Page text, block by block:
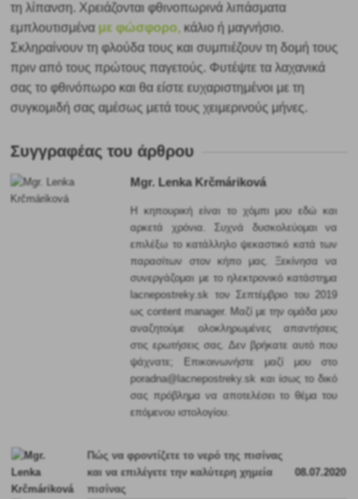
τη λίπανση. Χρειάζονται φθινοπωρινά λιπάσματα
εμπλουτισμένα με φώσφορο, κάλιο ή μαγνήσιο.
Σκληραίνουν τη φλούδα τους και συμπιέζουν τη δομή τους
πριν από τους πρώτους παγετούς. Φυτέψτε τα λαχανικά
σας το φθινόπωρο και θα είστε ευχαριστημένοι με τη
συγκομιδή σας αμέσως μετά τους χειμερινούς μήνες.
Συγγραφέας του άρθρου
Mgr. Lenka Krčmáriková
Η κηπουρική είναι το χόμπι μου εδώ και
αρκετά χρόνια. Συχνά δυσκολεύομαι να
επιλέξω το κατάλληλο ψεκαστικό κατά των
παρασίτων στον κήπο μας. Ξεκίνησα να
συνεργάζομαι με το ηλεκτρονικό κατάστημα
lacnepostreky.sk τον Σεπτέμβριο του 2019
ως content manager. Μαζί με την ομάδα μου
αναζητούμε ολοκληρωμένες απαντήσεις
στις ερωτήσεις σας. Δεν βρήκατε αυτό που
ψάχνατε; Επικοινωνήστε μαζί μου στο
poradna@lacnepostreky.sk και ίσως το δικό
σας πρόβλημα να αποτελέσει το θέμα του
επόμενου ιστολογίου.
Πώς να φροντίζετε το νερό της πισίνας
και να επιλέγετε την καλύτερη χημεία
πισίνας
08.07.2020